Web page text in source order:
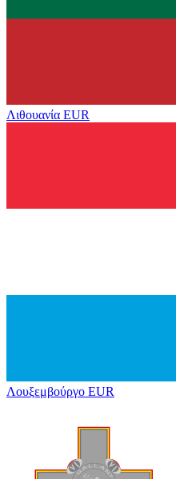
Λιθουανία EUR
Λουξεμβούργο EUR